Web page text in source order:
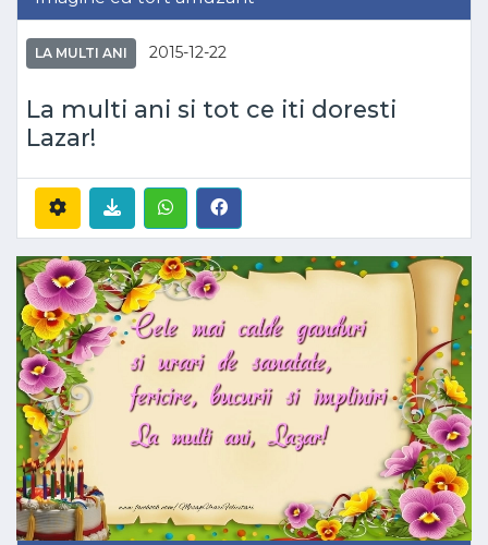
LA MULTI ANI 2015-12-22
La multi ani si tot ce iti doresti
Lazar!